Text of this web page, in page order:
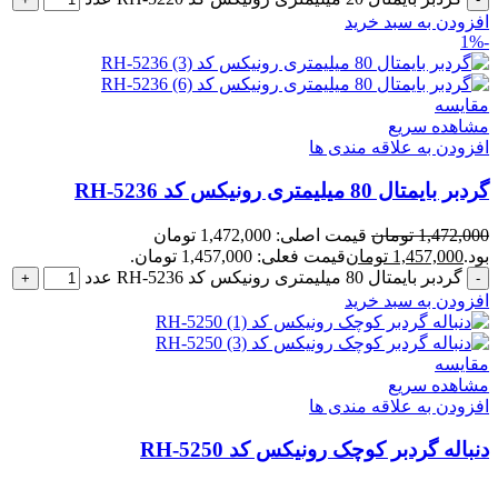
افزودن به سبد خرید
-1%
مقایسه
مشاهده سریع
افزودن به علاقه مندی ها
گردبر بایمتال 80 میلیمتری رونیکس کد RH-5236
1,472,000 تومان
قیمت اصلی: 1,472,000 تومان
بود.1,457,000 تومانقیمت فعلی: 1,457,000 تومان.
گردبر بایمتال 80 میلیمتری رونیکس کد RH-5236 عدد
افزودن به سبد خرید
مقایسه
مشاهده سریع
افزودن به علاقه مندی ها
دنباله گردبر کوچک رونیکس کد RH-5250